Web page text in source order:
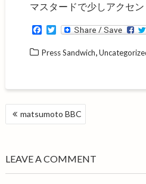
マスタードで少しアクセン
F
c
e
o
T
i
t
r
Press Sandwich,
投
稿
ゲ
ー
matsumoto BBC
LEAVE A COMMENT